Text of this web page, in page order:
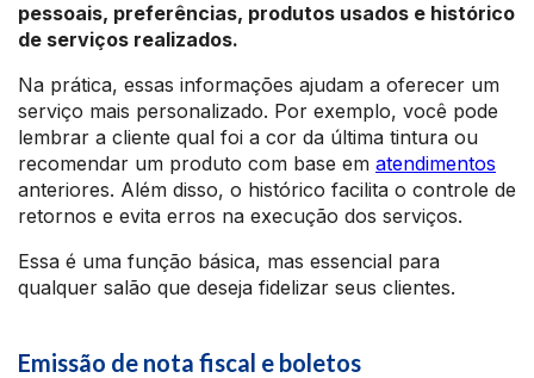
pessoais, preferências, produtos usados e histórico
de serviços realizados.
Na prática, essas informações ajudam a oferecer um
serviço mais personalizado. Por exemplo, você pode
lembrar a cliente qual foi a cor da última tintura ou
recomendar um produto com base em atendimentos
anteriores. Além disso, o histórico facilita o controle de
retornos e evita erros na execução dos serviços.
Essa é uma função básica, mas essencial para
qualquer salão que deseja fidelizar seus clientes.
Emissão de nota fiscal e boletos